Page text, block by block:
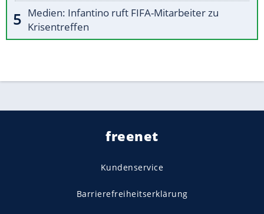
Medien: Infantino ruft FIFA-Mitarbeiter zu
Krisentreffen
freenet
Kundenservice
Barrierefreiheitserklärung